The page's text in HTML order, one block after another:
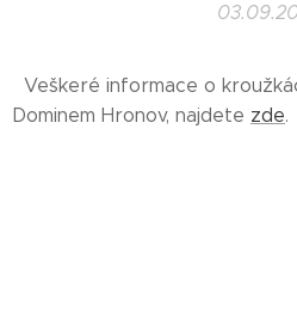
Veškeré informace o
Dominem Hronov, najdete zde.